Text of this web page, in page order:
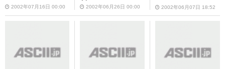
2002年07月16日 00:00 2002年06月26日 00:00 2002年06月07日 18:52